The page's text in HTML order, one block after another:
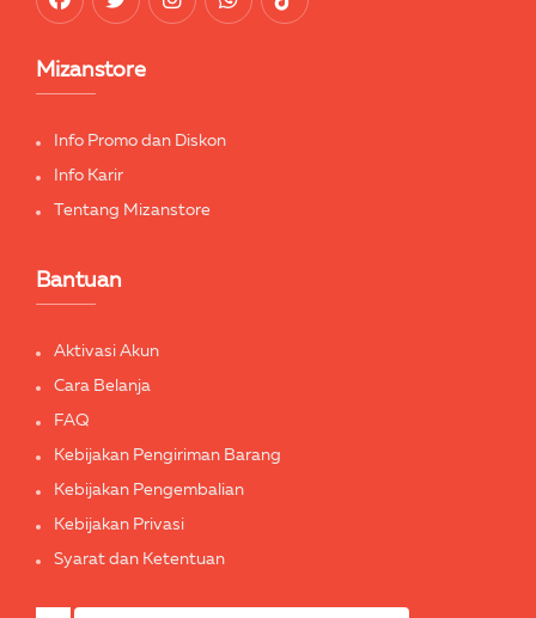
Mizanstore
Info Promo dan Diskon
Info Karir
Tentang Mizanstore
Bantuan
Aktivasi Akun
Cara Belanja
FAQ
Kebijakan Pengiriman Barang
Kebijakan Pengembalian
Kebijakan Privasi
Syarat dan Ketentuan